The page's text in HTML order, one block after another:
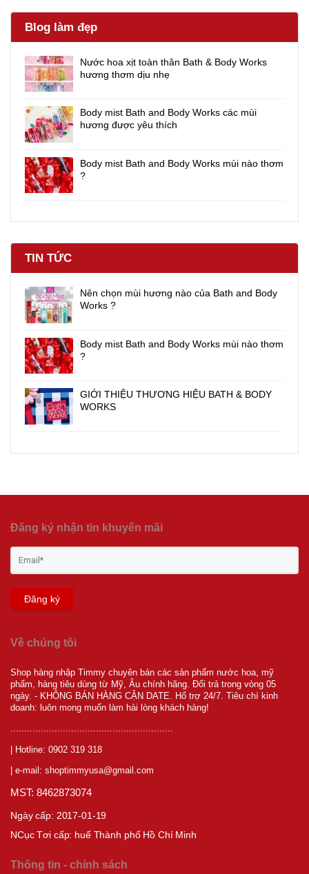
Blog làm đẹp
Nước hoa xịt toàn thân Bath & Body Works
hương thơm dịu nhẹ
Body mist Bath and Body Works các mùi
hương được yêu thích
Body mist Bath and Body Works mùi nào thơm
?
TIN TỨC
Nên chọn mùi hương nào của Bath and Body
Works ?
Body mist Bath and Body Works mùi nào thơm
?
GIỚI THIỆU THƯƠNG HIỆU BATH & BODY
WORKS
Đăng ký nhận tin khuyến mãi
Đăng ký
Về chúng tôi
Shop hàng nhập Timmy chuyên bán các sản phẩm nước hoa, mỹ
phẩm, hàng tiêu dùng từ Mỹ, Âu chính hãng. Đổi trả trong vòng 05
ngày. - KHÔNG BÁN HÀNG CẬN DATE. Hổ trợ 24/7. Tiêu chí kinh
doanh: luôn mong muốn làm hài lòng khách hàng!
...........................................................
| Hotline: 0902 319 318
| e-mail: shoptimmyusa@gmail.com
MST: 8462873074
Ngày cấp: 2017-01-19
NCục Tơi cấp: huế Thành phố Hồ Chí Minh
Thông tin - chính sách